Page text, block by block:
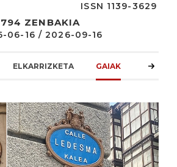
ISSN 1139-3629
794 ZENBAKIA
06-16 / 2026-09-16
ELKARRIZKETA GAIAK